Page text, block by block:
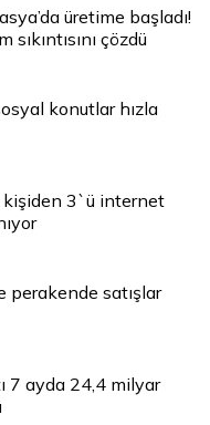
üretime başladı!
sıkıntısını çözdü
konutlar hızla
3`ü internet
perakende satışlar
7 ayda 24,4 milyar